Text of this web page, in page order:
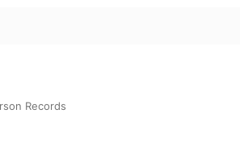
Records